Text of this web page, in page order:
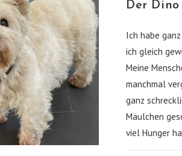
Der
Ich habe
ich gleich
Meine
manchmal
ganz
Mäulchen
viel Hunger